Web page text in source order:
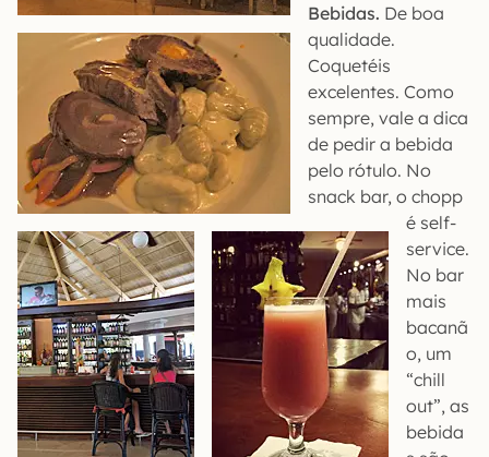
Bebidas. De boa
qualidade.
Coquetéis
excelentes. Como
sempre, vale a dica
de pedir a bebida
pelo rótulo. No
snack bar, o chopp
é self-
service.
No bar
mais
bacanã
o, um
“chill
out”, as
bebida